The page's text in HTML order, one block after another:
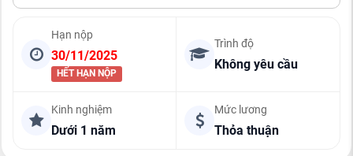
Hạn nộp
30/11/2025
HẾT HẠN NỘP
Trình độ
Không yêu cầu
Kinh nghiệm
Dưới 1 năm
Mức lương
Thỏa thuận